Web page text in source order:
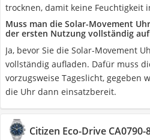
trocknen, damit keine Feuchtigkeit
Muss man die Solar-Movement
der ersten Nutzung vollständig
Ja, bevor Sie die Solar-Movement
vollständig aufladen. Dafür muss
vorzugsweise Tageslicht, gegeben
die Uhr dann einsatzbereit.
Citizen Eco-Drive CA0790-